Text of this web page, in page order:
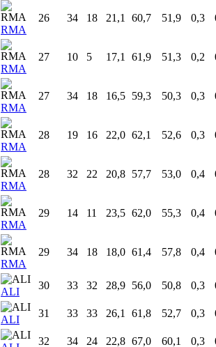
CBZ
22 38 26 22,1 69,0 66,1 0,4
BAS
BAS
BAS
25 32 9 20,8 59,8 51,9 0,3
RMA
26 34 18 21,1 60,7 51,9 0,3
RMA
27 10 5 17,1 61,9 51,3 0,2
RMA
27 34 18 16,5 59,3 50,3 0,3
RMA
28 19 16 22,0 62,1 52,6 0,3
RMA
28 32 22 20,8 57,7 53,0 0,4
RMA